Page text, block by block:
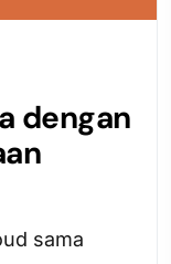
dengan
sama